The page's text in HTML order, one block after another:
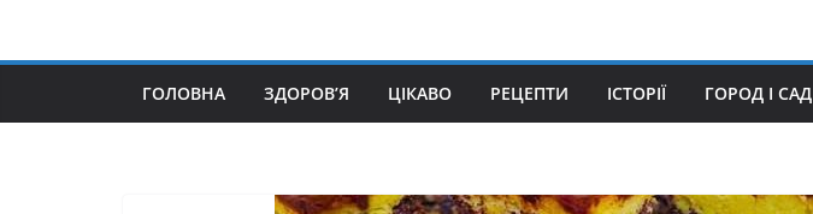
ГОЛОВНА ЗДОРОВ’Я ЦІКАВО РЕЦЕПТИ ІСТОРІЇ ГОРОД І САД